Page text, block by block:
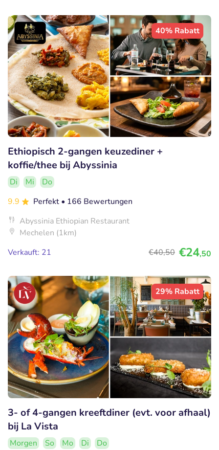
40% Rabatt
Ethiopisch 2-gangen keuzediner +
koffie/thee bij Abyssinia
Di Mi
Do
9.9
Perfekt • 166 Bewertungen
Abyssinia Ethiopian Restaurant
Mechelen (1km)
Verkauft: 21
€40,50 €24,50
29% Rabatt
3- of 4-gangen kreeftdiner (evt. voor afhaal)
bij La Vista
Morgen So Mo Di
Do